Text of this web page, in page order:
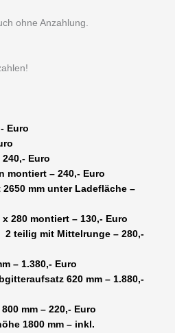
ohne Anzahlung.
Euro
Euro
montiert – 240,- Euro
mm unter Ladefläche –
280 montiert – 130,- Euro
2 teilig mit Mittelrunge – 280,-
– 1.380,- Euro
620 mm – 1.880,-
mm – 220,- Euro
1800 mm – inkl.